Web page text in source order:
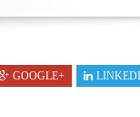
GOOGLE+